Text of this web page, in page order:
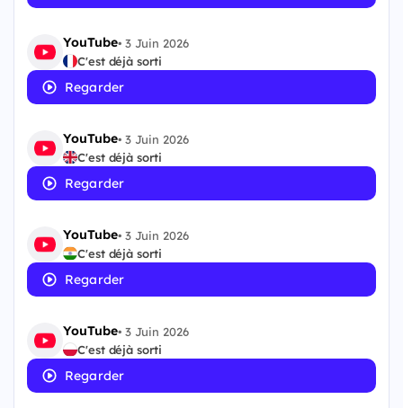
YouTube•3 Juin 2026
C'est déjà sorti
Regarder
YouTube•3 Juin 2026
C'est déjà sorti
Regarder
YouTube•3 Juin 2026
C'est déjà sorti
Regarder
YouTube•3 Juin 2026
C'est déjà sorti
Regarder